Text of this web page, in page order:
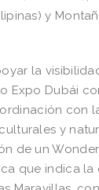
y
la
Expo Dubái
con
y
de un
que indica la